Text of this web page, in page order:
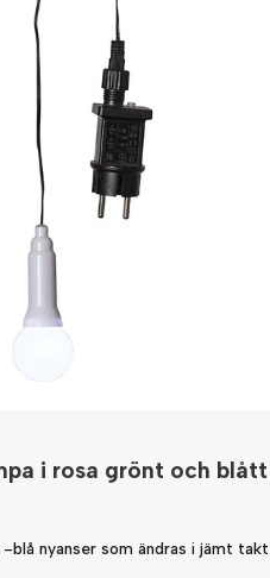
i rosa grönt och blått
nyanser som ändras i jämt takt.